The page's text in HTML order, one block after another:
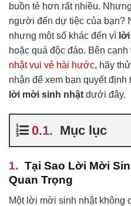
buồn tẻ hơn rất nhiều.
người đến dự tiệc của bạn?
nhưng một số khác đến vì
hoặc quá độc đáo. Bên
nhật vui vẻ hài hước, hãy
nhận để xem bạn quyết
lời mời sinh nhật dưới đây.
Mục lục
Tại Sao Lời Mời
Quan Trọng
Một lời mời sinh nhật không